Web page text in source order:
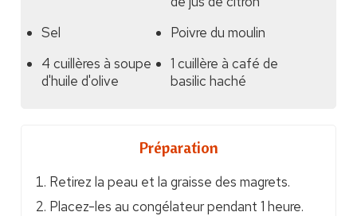
Sel
Poivre du moulin
4 cuillères à soupe
d'huile d'olive
1 cuillère à café de
basilic haché
Préparation
Retirez la peau et la graisse des magrets.
Placez-les au congélateur pendant 1 heure.